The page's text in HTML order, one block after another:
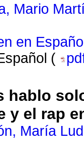
Mario
en
(
hablo
y el rap
María